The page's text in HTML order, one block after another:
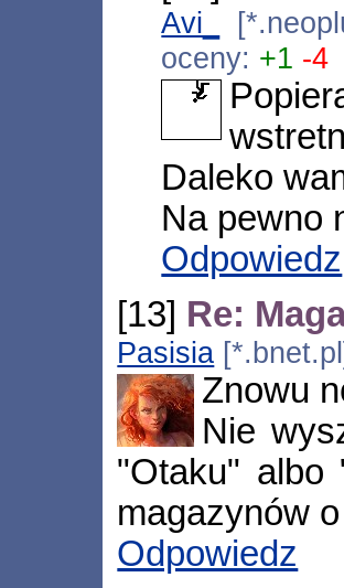
Avi_
oceny: +1 -4
Daleko
Na pewno
Odpowiedz
[13] Re:
Pasisia
Znowu
Nie
"Otaku" albo
magazynów
Odpowiedz